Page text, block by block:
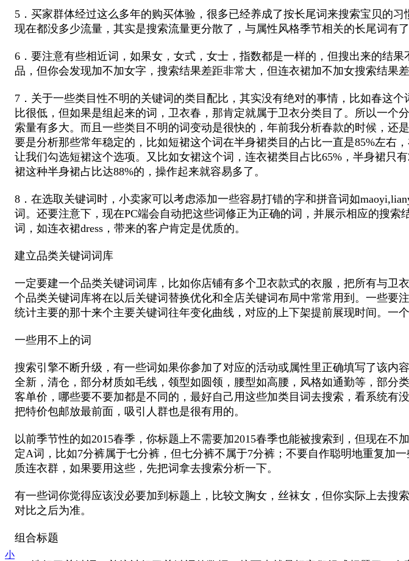
小
5．买家群体经过这么多年的购买体验，很多已经养成了按长尾词来搜索宝贝的
现在都没多少流量，其实是搜索流量更分散了，与属性风格季节相关的长尾词有了
6．要注意有些相近词，如果女，女式，女士，指数都是一样的，但搜出来的结
品，但你会发现加不加女字，搜索结果差距非常大，但连衣裙加不加女搜索结果
7．关于一些类目性不明的关键词的类目配比，其实没有绝对的事情，比如春这
比很低，但如果是组起来的词，卫衣春，那肯定就属于卫衣分类目了。所以一
索量有多大。而且一些类目不明的词变动是很快的，年前我分析春款的时候，还
要是分析那些常年稳定的，比如短裙这个词在半身裙类目的占比一直是85%左右
让我们勾选短裙这个选项。又比如女裙这个词，连衣裙类目占比65%，半身裙只
裙这种半身裙占比达88%的，操作起来就容易多了。
8．在选取关键词时，小卖家可以考虑添加一些容易打错的字和拼音词如
词。还要注意下，现在PC端会自动把这些词修正为正确的词，并展示相应的搜
词，如连衣裙dress，带来的客户肯定是优质的。
建立品类关键词词库
一定要建一个品类关键词词库，比如你店铺有多个卫衣款式的衣服，把所有与
个品类关键词库将在以后关键词替换优化和全店关键词布局中常常用到。一些
统计主要的那十来个主要关键词往年变化曲线，对应的上下架提前展现时间。一
一些用不上的词
搜索引擎不断升级，有一些词如果你参加了对应的活动或属性里正确填写了该内
全新，清仓，部分材质如毛线，领型如圆领，腰型如高腰，风格如通勤等，部分
客单价，哪些要不要加都是不同的，最好自己用这些加类目词去搜索，看系统
把特价包邮放最前面，吸引人群也是很有用的。
以前季节性的如2015春季，你标题上不需要加2015春季也能被搜索到，但现在
定A词，比如7分裤属于七分裤，但七分裤不属于7分裤；不要自作聪明地重复加
质连衣群，如果要用这些，先把词拿去搜索分析一下。
有一些词你觉得应该没必要加到标题上，比较文胸女，丝袜女，但你实际上去
对比之后为准。
组合标题